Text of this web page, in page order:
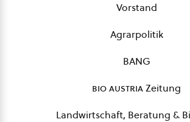
Vorstand
Agrarpolitik
BANG
bio austriaZeitung
Landwirtschaft, Beratung &